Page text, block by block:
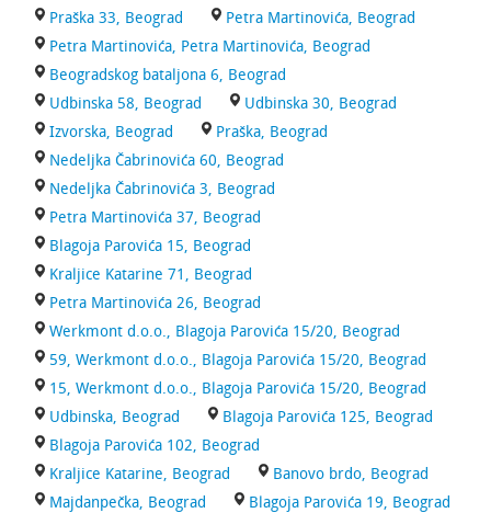
Praška 33, Beograd
Petra Martinovića, Beograd
Petra Martinovića, Petra Martinovića, Beograd
Beogradskog bataljona 6, Beograd
Udbinska 58, Beograd
Udbinska 30, Beograd
Izvorska, Beograd
Praška, Beograd
Nedeljka Čabrinovića 60, Beograd
Nedeljka Čabrinovića 3, Beograd
Petra Martinovića 37, Beograd
Blagoja Parovića 15, Beograd
Kraljice Katarine 71, Beograd
Petra Martinovića 26, Beograd
Werkmont d.o.o., Blagoja Parovića 15/20, Beograd
59, Werkmont d.o.o., Blagoja Parovića 15/20, Beograd
15, Werkmont d.o.o., Blagoja Parovića 15/20, Beograd
Udbinska, Beograd
Blagoja Parovića 125, Beograd
Blagoja Parovića 102, Beograd
Kraljice Katarine, Beograd
Banovo brdo, Beograd
Majdanpečka, Beograd
Blagoja Parovića 19, Beograd